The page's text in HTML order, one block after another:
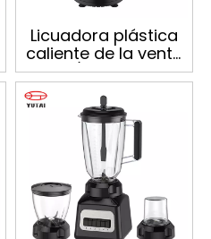
Licuadora plástica
caliente de la venta
400W/licuadora de
alta calidad de la
comida